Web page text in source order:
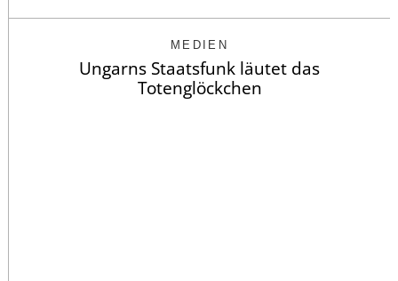
MEDIEN
Ungarns Staatsfunk läutet das
Totenglöckchen